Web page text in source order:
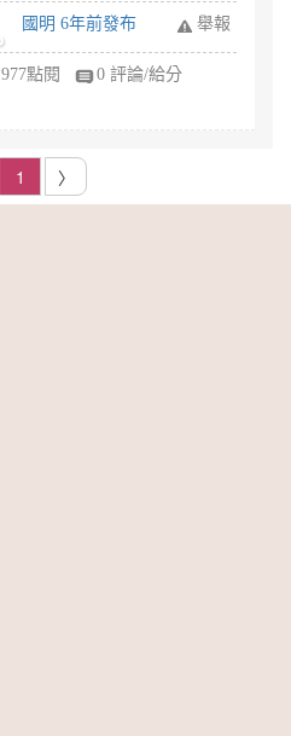
國明 6年前發布 舉報
977點閱
0 評論/給分
1 〉